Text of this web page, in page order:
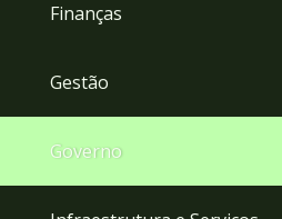
Finanças
Gestão
Governo